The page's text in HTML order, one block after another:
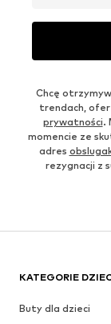
Chcę
trendach,
prywatności.
momencie ze
adres
rezygnacji z
KATEGORIE
Buty dla dzieci